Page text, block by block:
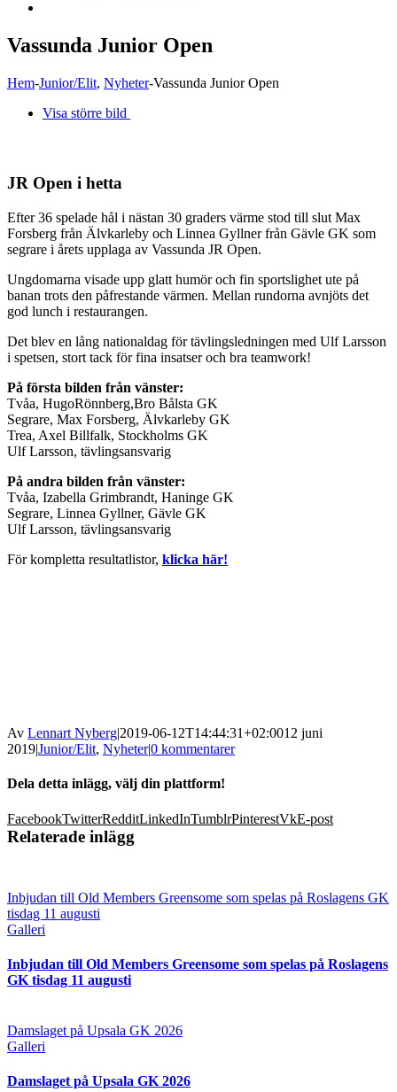
Vassunda Junior Open
Hem-Junior/Elit, Nyheter-Vassunda Junior Open
Visa större bild
JR Open i hetta
Efter 36 spelade hål i nästan 30 graders värme stod till slut Max
Forsberg från Älvkarleby och Linnea Gyllner från Gävle GK som
segrare i årets upplaga av Vassunda JR Open.
Ungdomarna visade upp glatt humör och fin sportslighet ute på
banan trots den påfrestande värmen. Mellan rundorna avnjöts det
god lunch i restaurangen.
Det blev en lång nationaldag för tävlingsledningen med Ulf Larsson
i spetsen, stort tack för fina insatser och bra teamwork!
På första bilden från vänster:
Tvåa, HugoRönnberg,Bro Bålsta GK
Segrare, Max Forsberg, Älvkarleby GK
Trea, Axel Billfalk, Stockholms GK
Ulf Larsson, tävlingsansvarig
På andra bilden från vänster:
Tvåa, Izabella Grimbrandt, Haninge GK
Segrare, Linnea Gyllner, Gävle GK
Ulf Larsson, tävlingsansvarig
För kompletta resultatlistor, klicka här!
Av Lennart Nyberg|2019-06-12T14:44:31+02:0012 juni
2019|Junior/Elit, Nyheter|0 kommentarer
Dela detta inlägg, välj din plattform!
FacebookTwitterRedditLinkedInTumblrPinterestVkE-post
Relaterade inlägg
Inbjudan till Old Members Greensome som spelas på Roslagens GK
tisdag 11 augusti
Galleri
Inbjudan till Old Members Greensome som spelas på Roslagens
GK tisdag 11 augusti
Damslaget på Upsala GK 2026
Galleri
Damslaget på Upsala GK 2026